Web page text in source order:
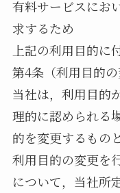
有料サービスにお
求するため
上記の利用目的に
第4条（利用目的の
当社は，利用目的
理的に認められる
的を変更するもの
利用目的の変更を
について，当社所